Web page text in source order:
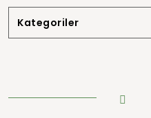
Kategoriler